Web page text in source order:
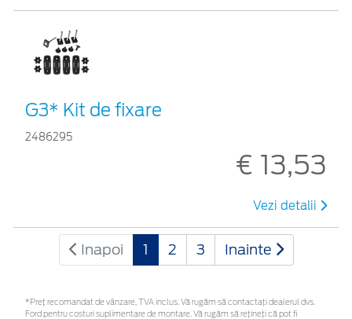
G3* Kit de fixare
2486295
€ 13,53
Vezi detalii
Inapoi 1 2 3 Inainte
*Preţ recomandat de vânzare, TVA inclus. Vă rugăm să contactaţi dealerul dvs.
Ford pentru costuri suplimentare de montare. Vă rugăm să rețineți că pot fi